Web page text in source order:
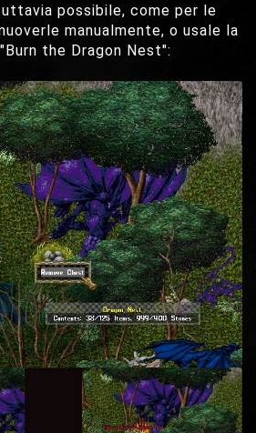
possibile, come per le
manualmente, o usale la
the Dragon Nest":